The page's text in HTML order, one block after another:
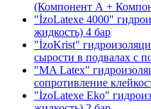
(Компонент А +
"İzoLatexe 4000"
жидкость) 4 бар
"İzoKrist"
сырости в подвалах с
"MA Latex"
сопротивление
"İzoLatexe Eko"